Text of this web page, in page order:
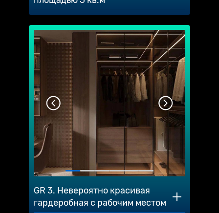
GR 3. Невероятно красивая
гардеробная с рабочим местом